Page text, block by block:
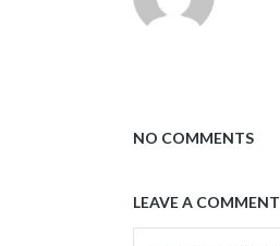
NO COMMENTS
LEAVE A COMMENT